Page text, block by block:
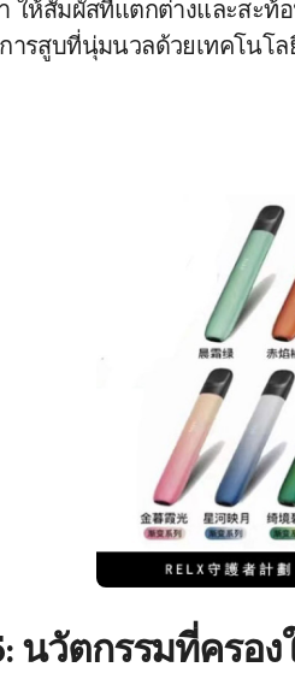
ให้สัมผัสที่แตกต่างและสะ
ารสูบที่นุ่มนวลด้วยเทคโนโล
นวัตกรรมที่ครอง